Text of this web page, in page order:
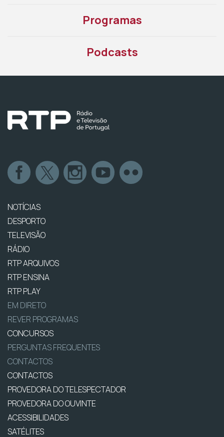
Programas
Podcasts
NOTÍCIAS
DESPORTO
TELEVISÃO
RÁDIO
RTP ARQUIVOS
RTP ENSINA
RTP PLAY
EM DIRETO
REVER PROGRAMAS
CONCURSOS
PERGUNTAS FREQUENTES
CONTACTOS
CONTACTOS
PROVEDORA DO TELESPECTADOR
PROVEDORA DO OUVINTE
ACESSIBILIDADES
SATÉLITES